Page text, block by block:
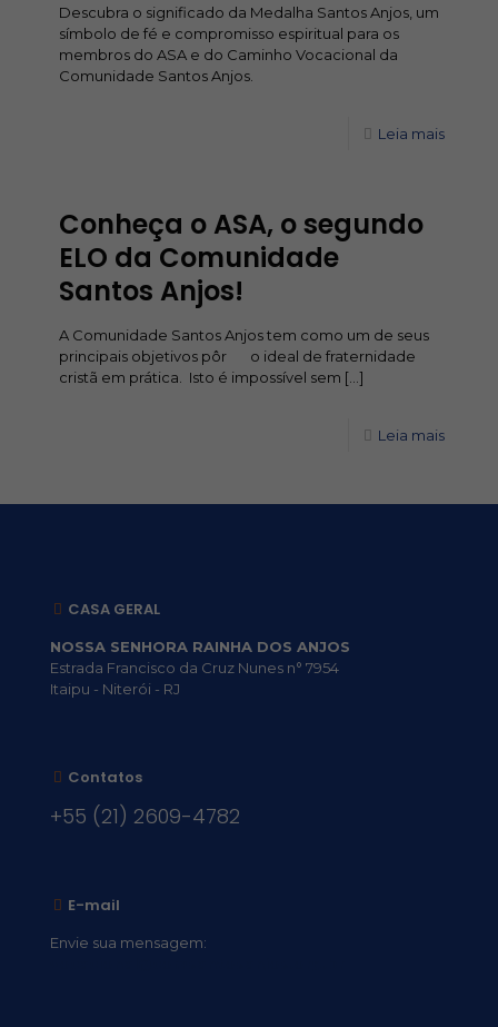
Descubra o significado da Medalha Santos Anjos, um
símbolo de fé e compromisso espiritual para os
membros do ASA e do Caminho Vocacional da
Comunidade Santos Anjos.
Leia mais
Conheça o ASA, o segundo
ELO da Comunidade
Santos Anjos!
A Comunidade Santos Anjos tem como um de seus
principais objetivos pôr o ideal de fraternidade
cristã em prática. Isto é impossível sem […]
Leia mais
CASA GERAL
NOSSA SENHORA RAINHA DOS ANJOS
Estrada Francisco da Cruz Nunes n° 7954
Itaipu - Niterói - RJ
Contatos
+55 (21) 2609-4782
E-mail
Envie sua mensagem: